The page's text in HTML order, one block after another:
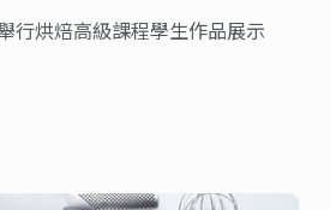
行烘焙高級課程學生作品展示